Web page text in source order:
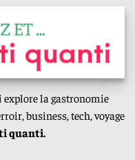
la gastronomie
business, tech, voyage
quanti.